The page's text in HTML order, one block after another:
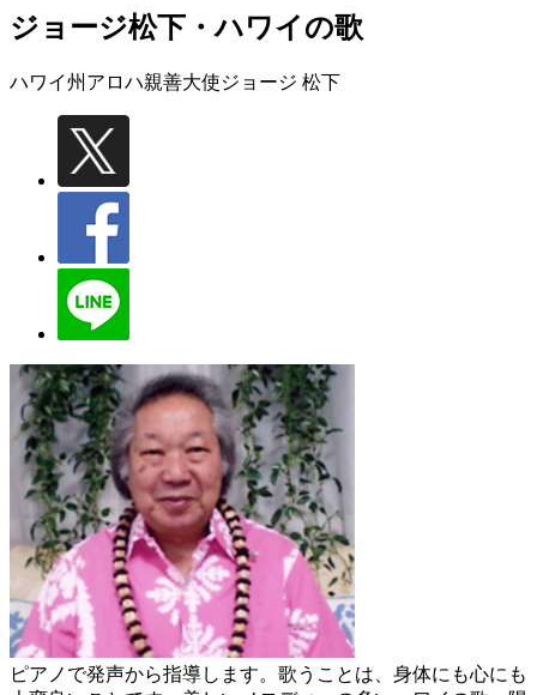
ジョージ松下・ハワイの歌
ハワイ州アロハ親善大使ジョージ 松下
ピアノで発声から指導します。歌うことは、身体にも心にも